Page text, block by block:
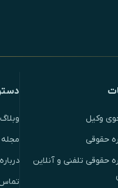
وکیل
حقوقی
حقوقی تلفنی و آنلاین
وبلاگ
مجله
تماس